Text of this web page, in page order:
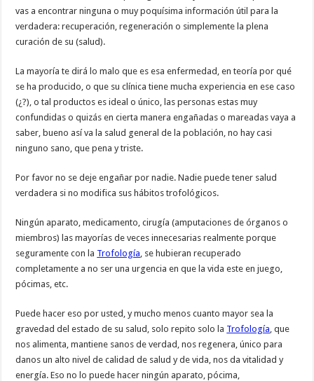
vas a encontrar ninguna o muy poquísima información útil para la
verdadera: recuperación, regeneración o simplemente la plena
curación de su (salud).
La mayoría te dirá lo malo que es esa enfermedad, en teoría por qué
se ha producido, o que su clínica tiene mucha experiencia en ese caso
(¿?), o tal productos es ideal o único, las personas estas muy
confundidas o quizás en cierta manera engañadas o mareadas vaya a
saber, bueno así va la salud general de la población, no hay casi
ninguno sano, que pena y triste.
Por favor no se deje engañar por nadie. Nadie puede tener salud
verdadera si no modifica sus hábitos trofológicos.
Ningún aparato, medicamento, cirugía (amputaciones de órganos o
miembros) las mayorías de veces innecesarias realmente porque
seguramente con la Trofología , se hubieran recuperado
completamente a no ser una urgencia en que la vida este en juego,
pócimas, etc.
Puede hacer eso por usted, y mucho menos cuanto mayor sea la
gravedad del estado de su salud, solo repito solo la Trofología , que
nos alimenta, mantiene sanos de verdad, nos regenera, único para
danos un alto nivel de calidad de salud y de vida, nos da vitalidad y
energía. Eso no lo puede hacer ningún aparato, pócima,